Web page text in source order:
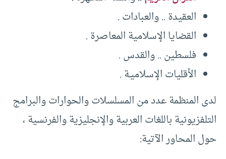
العقيدة .. والعبادات .
القضايا الإسلامية المعاصرة .
فلسطين .. والقدس .
الأقليات الإسلاميـة .
لدى المنظمة عدد من المسلسلات والحوارات والبرامج
التلفزيونية باللغات العربية والإنجليزية والفرنسية ،
حول المحاور الآتية: